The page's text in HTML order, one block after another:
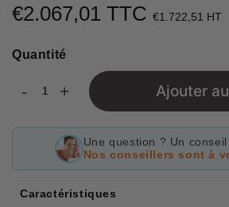
€2.067,01 TTC €1.722,51 HT
price
Quantité
- + Ajouter
Une question ? Un conseil
Nos conseillers sont à
Caractéristiques